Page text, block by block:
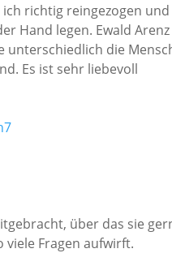
ich richtig reingezogen und
Hand legen. Ewald
die
Es ist sehr liebevoll
über das sie
viele Fragen aufwirft.